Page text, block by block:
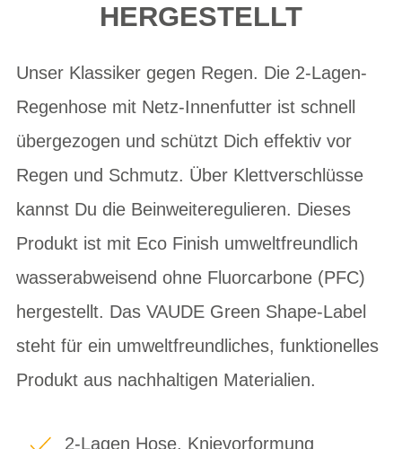
HERGESTELLT
Unser Klassiker gegen Regen. Die 2-Lagen-
Regenhose mit Netz-Innenfutter ist schnell
übergezogen und schützt Dich effektiv vor
Regen und Schmutz. Über Klettverschlüsse
kannst Du die Beinweiteregulieren. Dieses
Produkt ist mit Eco Finish umweltfreundlich
wasserabweisend ohne Fluorcarbone (PFC)
hergestellt. Das VAUDE Green Shape-Label
steht für ein umweltfreundliches, funktionelles
Produkt aus nachhaltigen Materialien.
2-Lagen Hose, Knievorformung